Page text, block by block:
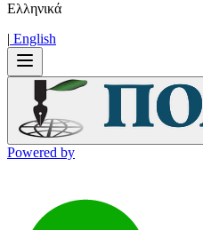
Ελληνικά
| Εnglish
Powered by